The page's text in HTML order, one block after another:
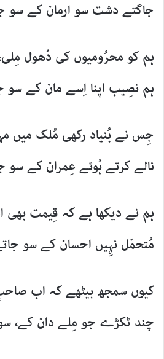
جاگتے دشت سو ارمان کے سو
ہم کو محرُومیوں کی دُھول
ہم نصِیب اپنا اِسے مان کے سو
جِس نے بُنیاد رکھی مُلک میں
نالے کرتے ہُوئے عِمران کے سو
ہم نے دیکھا ہے کہ قِیمت بھی
مُتحمّل نہِیں احسان کے سو
کیوں سمجھ بیٹھے کہ اب
چند ٹکڑے جو مِلے دان کے،